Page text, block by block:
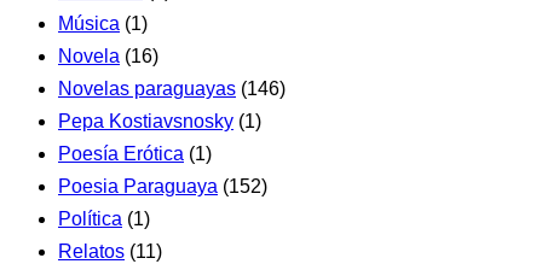
Música (1)
Novela (16)
Novelas paraguayas (146)
Pepa Kostiavsnosky (1)
Poesía Erótica (1)
Poesia Paraguaya (152)
Política (1)
Relatos (11)